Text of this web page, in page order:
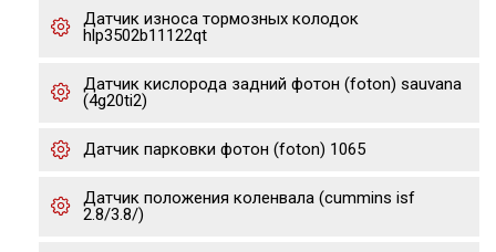
Датчик износа тормозных колодок
hlp3502b11122qt
Датчик кислорода задний фотон (foton) sauvana
(4g20ti2)
Датчик парковки фотон (foton) 1065
Датчик положения коленвала (cummins isf
2.8/3.8/)